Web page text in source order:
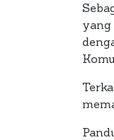
yang